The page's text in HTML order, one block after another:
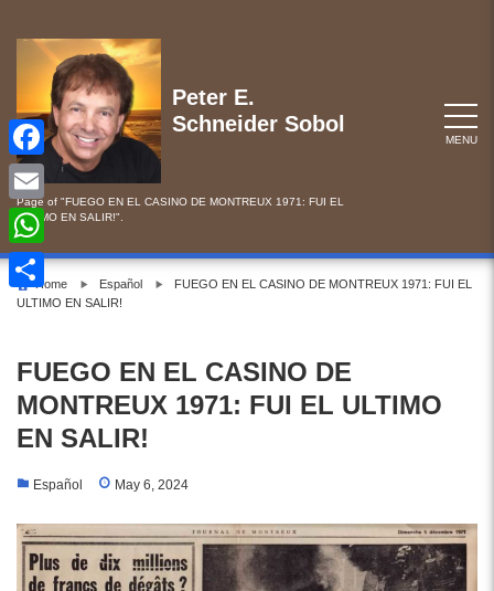
Peter E.
Schneider Sobol
Page of "FUEGO EN EL CASINO DE MONTREUX 1971: FUI EL
ULTIMO EN SALIR!".
MENU
Home Español
FUEGO EN EL CASINO DE MONTREUX 1971: FUI EL
ULTIMO EN SALIR!
FUEGO EN EL CASINO DE
MONTREUX 1971: FUI EL ULTIMO
EN SALIR!
Español May 6, 2024
F
a
c
e
E
m
ahS